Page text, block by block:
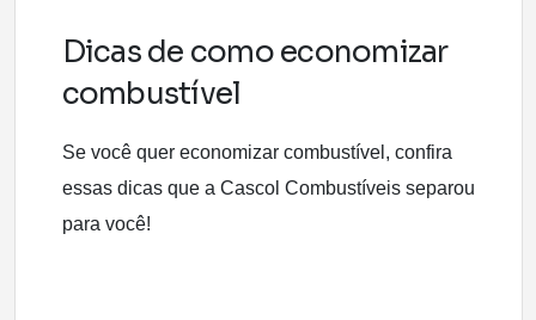
Dicas de como economizar
combustível
Se você quer economizar combustível, confira
essas dicas que a Cascol Combustíveis separou
para você!